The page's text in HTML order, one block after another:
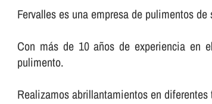
Fervalles es una empresa de pulimentos
Con más de 10 años de experiencia en
pulimento.
Realizamos abrillantamientos en